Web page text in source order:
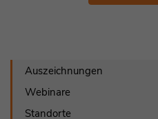
Auszeichnungen
Webinare
Standorte